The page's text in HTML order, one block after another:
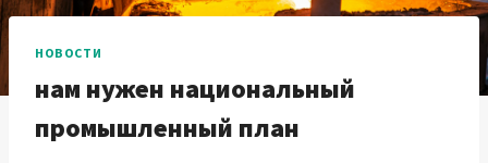
НОВОСТИ
нам нужен национальный
промышленный план